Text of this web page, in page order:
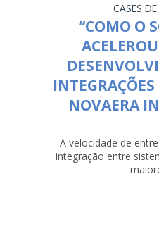
CASES
“COMO O
NOVAERA
A velocidade de
integração entre